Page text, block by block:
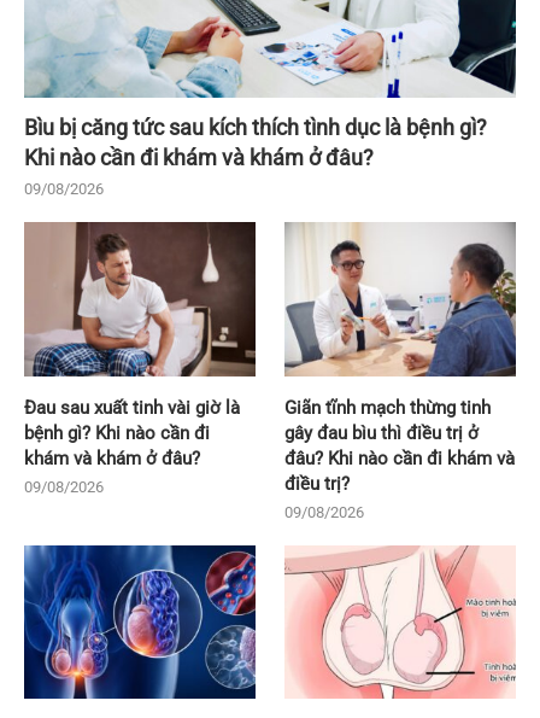
Bìu bị căng tức sau kích thích tình dục là bệnh gì?
Khi nào cần đi khám và khám ở đâu?
09/08/2026
Đau sau xuất tinh vài giờ là
bệnh gì? Khi nào cần đi
khám và khám ở đâu?
09/08/2026
Giãn tĩnh mạch thừng tinh
gây đau bìu thì điều trị ở
đâu? Khi nào cần đi khám và
điều trị?
09/08/2026